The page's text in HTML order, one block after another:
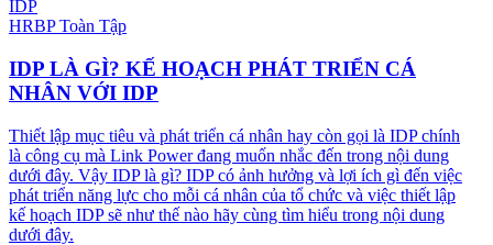
HRBP Toàn Tập
IDP LÀ GÌ? KẾ HOẠCH PHÁT TRIỂN CÁ
NHÂN VỚI IDP
Thiết lập mục tiêu và phát triển cá nhân hay còn gọi là IDP chính
là công cụ mà Link Power đang muốn nhắc đến trong nội dung
dưới đây. Vậy IDP là gì? IDP có ảnh hưởng và lợi ích gì đến việc
phát triển năng lực cho mỗi cá nhân của tổ chức và việc thiết lập
kế hoạch IDP sẽ như thế nào hãy cùng tìm hiểu trong nội dung
dưới đây.